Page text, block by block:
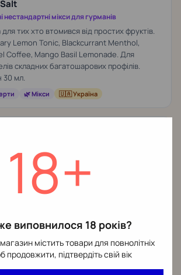
18+
виповнилося 18 років?
містить товари для повнолітніх
продовжити, підтвердіть свій вік
нестандартні мікси для гурманів
для тих хто втомився від простих фруктів.
Lemon Tonic, Blackcurrant Menthol,
Coffee, Mango Basil Lemonade. Для
складних багатошарових профілів.
30 мл.
🌿 Мікси 🇺🇦 Україна
— солодкі і десертні мікси. Cotton
Strawberry Cheesecake, Vanilla Custard,
Popcorn. Ідеальний для MTL картриджів
Ом. Флакон 30 мл.
профілем